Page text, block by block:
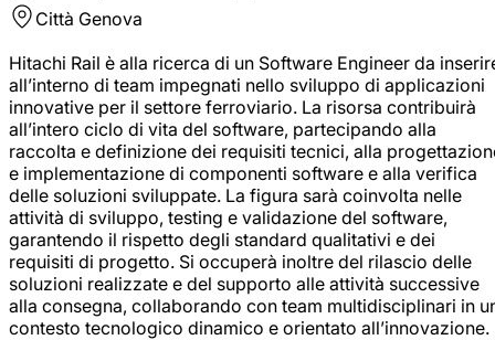
Città Genova
Hitachi Rail è alla ricerca di un Software Engineer da
all’interno di team impegnati nello sviluppo di applicazioni
innovative per il settore ferroviario. La risorsa contribuirà
all’intero ciclo di vita del software, partecipando alla
raccolta e definizione dei requisiti tecnici, alla
e implementazione di componenti software e alla verifica
delle soluzioni sviluppate. La figura sarà coinvolta nelle
attività di sviluppo, testing e validazione del software,
garantendo il rispetto degli standard qualitativi e dei
requisiti di progetto. Si occuperà inoltre del rilascio delle
soluzioni realizzate e del supporto alle attività successive
alla consegna, collaborando con team multidisciplinari in
contesto tecnologico dinamico e orientato all’innovazione.